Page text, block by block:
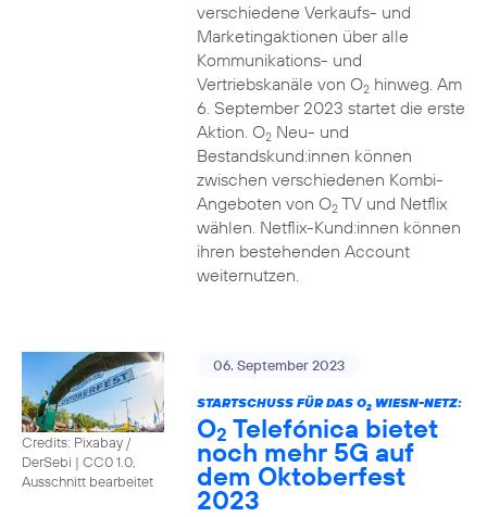
verschiedene Verkaufs- und
Marketingaktionen über alle
Kommunikations- und
Vertriebskanäle von O2hinweg. Am
6. September 2023 startet die erste
Aktion. O2Neu- und
Bestandskund:innen können
zwischen verschiedenen Kombi-
Angeboten von O2TV und Netflix
wählen. Netflix-Kund:innen können
ihren bestehenden Account
weiternutzen.
Credits: Pixabay /
DerSebi | CC0 1.0,
Ausschnitt bearbeitet
06. September 2023
STARTSCHUSS FÜR DAS O2WIESN-NETZ:
O2 Telefónica bietet
noch mehr 5G auf
dem Oktoberfest
2023